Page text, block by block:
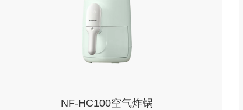
NF-HC100空气炸锅